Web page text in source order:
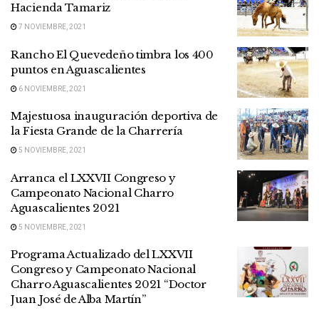
Hacienda Tamariz
7 NOVIEMBRE, 2021
Rancho El Quevedeño timbra los 400
puntos en Aguascalientes
6 NOVIEMBRE, 2021
Majestuosa inauguración deportiva de
la Fiesta Grande de la Charrería
5 NOVIEMBRE, 2021
Arranca el LXXVII Congreso y
Campeonato Nacional Charro
Aguascalientes 2021
5 NOVIEMBRE, 2021
Programa Actualizado del LXXVII
Congreso y Campeonato Nacional
Charro Aguascalientes 2021 “Doctor
Juan José de Alba Martín”